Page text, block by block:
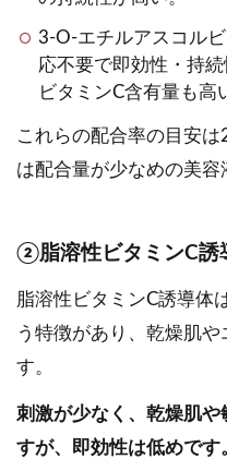
3-O-エチルアスコル
応不要で即効性・持
ビタミンC含有量も高
これらの配合率の目安
は配合量が少なめの美容
②脂溶性ビタミンC誘
脂溶性ビタミンC誘導体
う特徴があり、乾燥肌
す。
刺激が少なく、乾燥肌
すが、即効性は低めです